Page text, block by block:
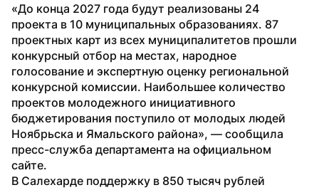
«До конца 2027 года будут реализованы 24
проекта в 10 муниципальных образованиях. 87
проектных карт из всех муниципалитетов прошли
конкурсный отбор на местах, народное
голосование и экспертную оценку региональной
конкурсной комиссии. Наибольшее количество
проектов молодежного инициативного
бюджетирования поступило от молодых людей
Ноябрьска и Ямальского района», — сообщила
пресс-служба департамента на официальном
сайте.
В Салехарде поддержку в 850 тысяч рублей